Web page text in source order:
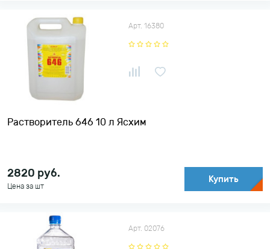
Растворитель 646 10 л Ясхим
Арт. 16380
2820 руб.
Цена за шт
Купить
Арт. 02076